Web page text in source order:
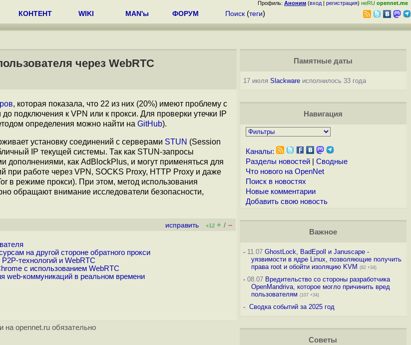
Профиль: Аноним (вход | регистрация) неRU opennet.me
КОНТЕНТ WIKI MAN'ы ФОРУМ Поиск (теги)
через WebRTC
, которая показала, что 22 из них (20%) имеют проблему с
подключения к VPN или к прокси. Для проверки утечки IP
определения можно найти на GitHub).
установку соединений с серверами STUN (Session
IP текущей системы. Так как STUN-запросы
дополнениями, как AdBlockPlus, и могут применяться для
при работе через VPN, SOCKS Proxy, HTTP Proxy и даже
в режиме прокси). При этом, метод использования
обращают внимание исследователи безопасности,
исправить +12 + / –
на другой стороне обратного прокси
технологий и WebRTC
с использованием WebRTC
web-коммуникаций в реальном времени
на opennet.ru обязательно
Памятные даты
17 июля Slackwareисполнилось 33 года
Навигация
Каналы:
Разделы новостей| Сводные
Что нового на OpenNet
Поиск в новостях
Новые комментарии
Добавить свою новость
Важное
-11.07 GhostLock, BadEpoll и Januscape -
уязвимости в ядре Linux, позволяющие получить
права root и обойти изоляцию KVM (82 +34)
-08.07 Вредительство со стороны разработчика
OpenMandriva, которое могло причинить вред
пользователям (107 +34)
- Сводка событий за 2025 год
Советы